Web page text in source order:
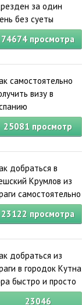
за один
без суеты
74674просмотра
самостоятельно
визу в
25081 просмотр
добраться в
Крумлов из
самостоятельно
23122 просмотра
добраться из
в городок Кутна
быстро и просто
23046